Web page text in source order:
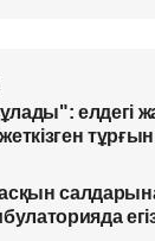
елдегі
тұрғын